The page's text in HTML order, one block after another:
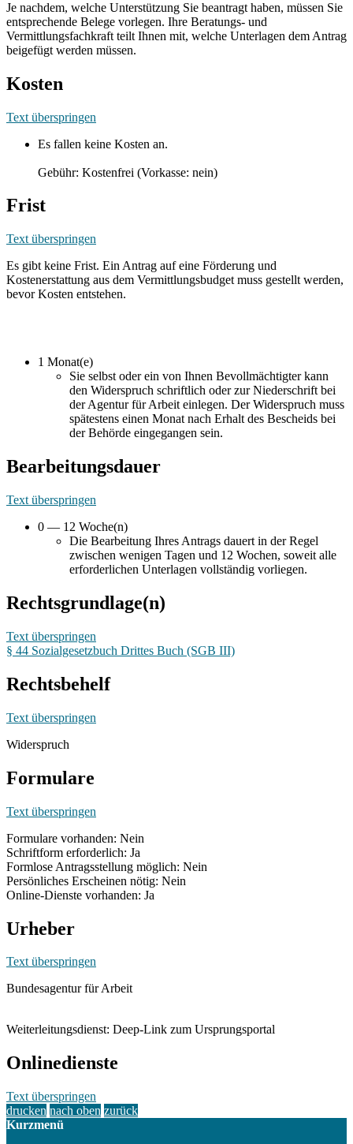
Je nachdem, welche Unterstützung Sie beantragt haben, müssen Sie
entsprechende Belege vorlegen. Ihre Beratungs- und
Vermittlungsfachkraft teilt Ihnen mit, welche Unterlagen dem Antrag
beigefügt werden müssen.
Kosten
Text überspringen
Es fallen keine Kosten an.
Gebühr: Kostenfrei (Vorkasse: nein)
Frist
Text überspringen
Es gibt keine Frist. Ein Antrag auf eine Förderung und
Kostenerstattung aus dem Vermittlungsbudget muss gestellt werden,
bevor Kosten entstehen.
1 Monat(e)
Sie selbst oder ein von Ihnen Bevollmächtigter kann
den Widerspruch schriftlich oder zur Niederschrift bei
der Agentur für Arbeit einlegen. Der Widerspruch muss
spätestens einen Monat nach Erhalt des Bescheids bei
der Behörde eingegangen sein.
Bearbeitungsdauer
Text überspringen
0 — 12 Woche(n)
Die Bearbeitung Ihres Antrags dauert in der Regel
zwischen wenigen Tagen und 12 Wochen, soweit alle
erforderlichen Unterlagen vollständig vorliegen.
Rechtsgrundlage(n)
Text überspringen
§ 44 Sozialgesetzbuch Drittes Buch (SGB III)
Rechtsbehelf
Text überspringen
Widerspruch
Formulare
Text überspringen
Formulare vorhanden: Nein
Schriftform erforderlich: Ja
Formlose Antragsstellung möglich: Nein
Persönliches Erscheinen nötig: Nein
Online-Dienste vorhanden: Ja
Urheber
Text überspringen
Bundesagentur für Arbeit
Weiterleitungsdienst: Deep-Link zum Ursprungsportal
Onlinedienste
Text überspringen
drucken nach oben zurück
Kurzmenü